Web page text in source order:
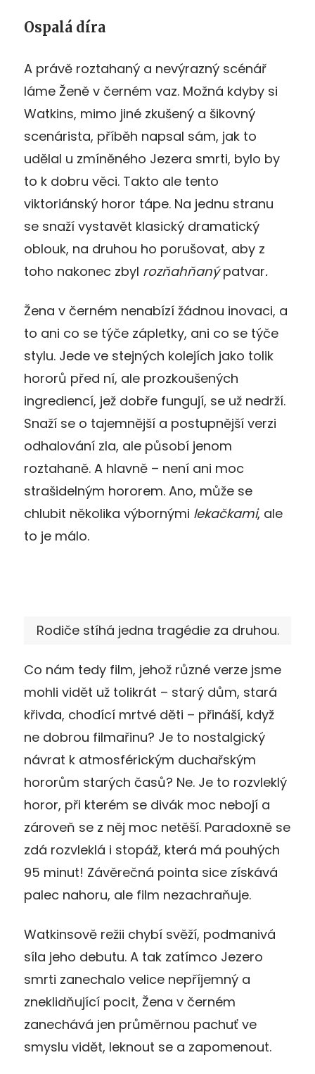
Ospalá díra
A právě roztahaný a nevýrazný scénář
láme Ženě v černém vaz. Možná kdyby si
Watkins, mimo jiné zkušený a šikovný
scenárista, příběh napsal sám, jak to
udělal u zmíněného Jezera smrti, bylo by
to k dobru věci. Takto ale tento
viktoriánský horor tápe. Na jednu stranu
se snaží vystavět klasický dramatický
oblouk, na druhou ho porušovat, aby z
toho nakonec zbyl rozňahňanýpatvar.
Žena v černém nenabízí žádnou inovaci, a
to ani co se týče zápletky, ani co se týče
stylu. Jede ve stejných kolejích jako tolik
hororů před ní, ale prozkoušených
ingrediencí, jež dobře fungují, se už nedrží.
Snaží se o tajemnější a postupnější verzi
odhalování zla, ale působí jenom
roztahaně. A hlavně – není ani moc
strašidelným hororem. Ano, může se
chlubit několika výbornými lekačkami, ale
to je málo.
Rodiče stíhá jedna tragédie za druhou.
Co nám tedy film, jehož různé verze jsme
mohli vidět už tolikrát – starý dům, stará
křivda, chodící mrtvé děti – přináší, když
ne dobrou filmařinu? Je to nostalgický
návrat k atmosférickým duchařským
hororům starých časů? Ne. Je to rozvleklý
horor, při kterém se divák moc nebojí a
zároveň se z něj moc netěší. Paradoxně se
zdá rozvleklá i stopáž, která má pouhých
95 minut! Závěrečná pointa sice získává
palec nahoru, ale film nezachraňuje.
Watkinsově režii chybí svěží, podmanivá
síla jeho debutu. A tak zatímco Jezero
smrti zanechalo velice nepříjemný a
zneklidňující pocit, Žena v černém
zanechává jen průměrnou pachuť ve
smyslu vidět, leknout se a zapomenout.